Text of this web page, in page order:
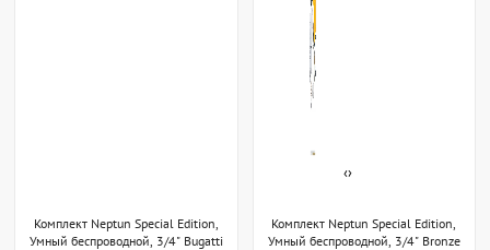
‹›
Комплект Neptun Special Edition,
Умный беспроводной, 3/4" Bugatti
Комплект Neptun Special Edition,
Умный беспроводной, 3/4" Bronze